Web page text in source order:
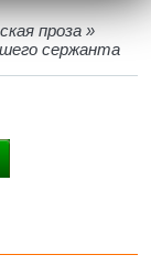
проза »
сержанта